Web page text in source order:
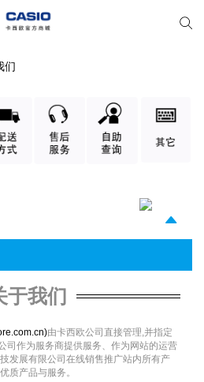
们
于我们
由卡西欧公司直接管理,并指定
司作为服务商提供服务、作为网站的运营
发展有限公司在线销售推广站内所有产
质产品与服务。